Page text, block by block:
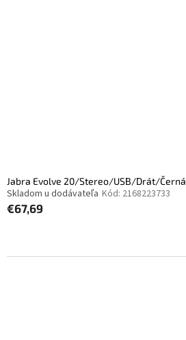
Jabra Evolve 20/Stereo/USB/Drát/Černá
Skladom u dodávateľa Kód: 2168223733
€67,69